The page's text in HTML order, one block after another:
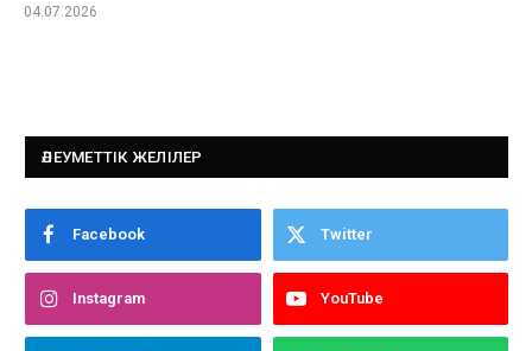
04.07.2026
ӘЛЕУМЕТТІК ЖЕЛІЛЕР
Facebook Twitter
Instagram YouTube